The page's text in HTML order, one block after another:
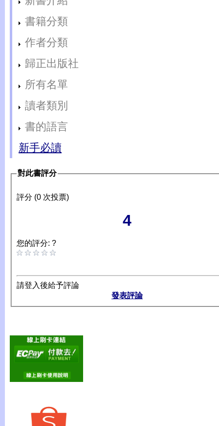
書籍分類
作者分類
歸正出版社
所有名單
讀者類別
書的語言
新手必讀
對此書評分
評分 (0 次投票)
4
您的評分: ?
請登入後給予評論
發表評論